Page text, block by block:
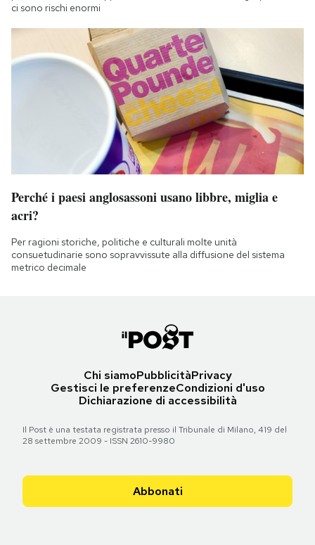
ci sono rischi enormi
Perché i paesi anglosassoni usano libbre, miglia e
acri?
Per ragioni storiche, politiche e culturali molte unità
consuetudinarie sono sopravvissute alla diffusione del sistema
metrico decimale
Chi siamoPubblicitàPrivacy
Gestisci le preferenzeCondizioni d'uso
Dichiarazione di accessibilità
Il Post è una testata registrata presso il Tribunale di Milano, 419 del
28 settembre 2009 - ISSN 2610-9980
Abbonati